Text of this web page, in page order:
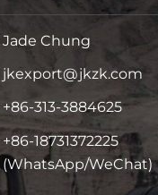
Jade Chung
jkexport@jkzk.com
+86-313-3884625
+86-18731372225
(WhatsApp/WeChat)